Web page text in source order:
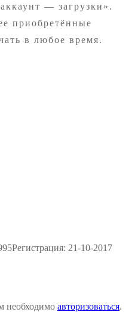
— загрузки».
приобретённые
в любое время.
Регистрация: 21-10-2017
необходимо авторизоваться.